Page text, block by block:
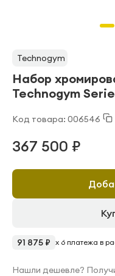
Technogym
Набор
Technogym Serie
Код товара: 006546
367 500 ₽
91 875 ₽ x 6 платежа в
Нашли дешевле?